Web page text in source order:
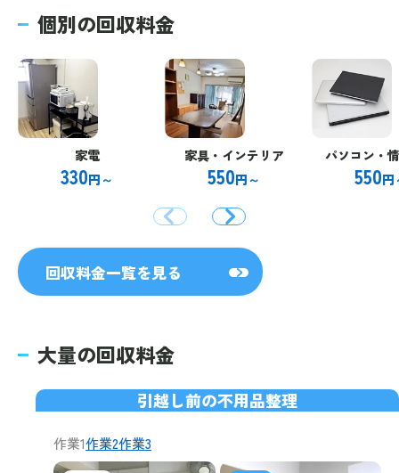
個別の回収料金
家電
330円～
家具・インテリア
550円～
パソコン・
550円
回収料金一覧を見る
大量の回収料金
引越し前の不用品整理
作業1作業2作業3